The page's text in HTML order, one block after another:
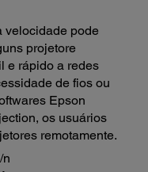
velocidade pode
projetore
e rápido a redes
de fios ou
Epson
os usuários
remotamente.
n